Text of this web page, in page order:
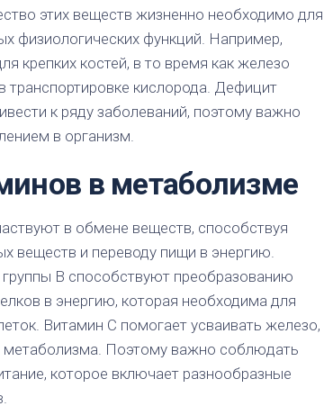
этих веществ жизненно необходимо для
физиологических функций. Например,
крепких костей, в то время как железо
транспортировке кислорода. Дефицит
к ряду заболеваний, поэтому важно
в организм.
в метаболизме
в обмене веществ, способствуя
веществ и переводу пищи в энергию.
B способствуют преобразованию
в энергию, которая необходима для
Витамин C помогает усваивать железо,
метаболизма. Поэтому важно соблюдать
которое включает разнообразные